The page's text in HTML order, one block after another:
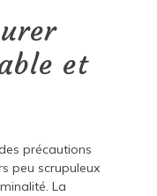
et
précautions
peu scrupuleux
La